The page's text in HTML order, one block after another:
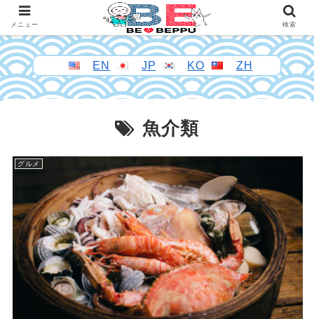
EN JP KO ZH
魚介類
グルメ
メニュー 検索